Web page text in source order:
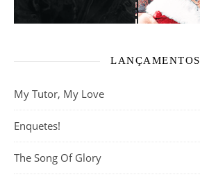
LANÇAMENTOS
My Tutor, My Love
Enquetes!
The Song Of Glory